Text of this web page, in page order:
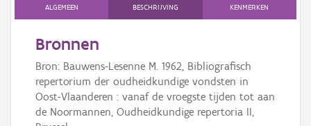
Downloads
Hergebruik
Aanmelden
ALGEMEEN BESCHRIJVING KENMERKEN
Bronnen
Bron: Bauwens-Lesenne M. 1962, Bibliografisch
repertorium der oudheidkundige vondsten in
Oost-Vlaanderen : vanaf de vroegste tijden tot aan
de Noormannen, Oudheidkundige repertoria II,